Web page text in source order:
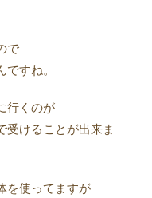
で
すね。
行くのが
受けることが出来ま
を使ってますが